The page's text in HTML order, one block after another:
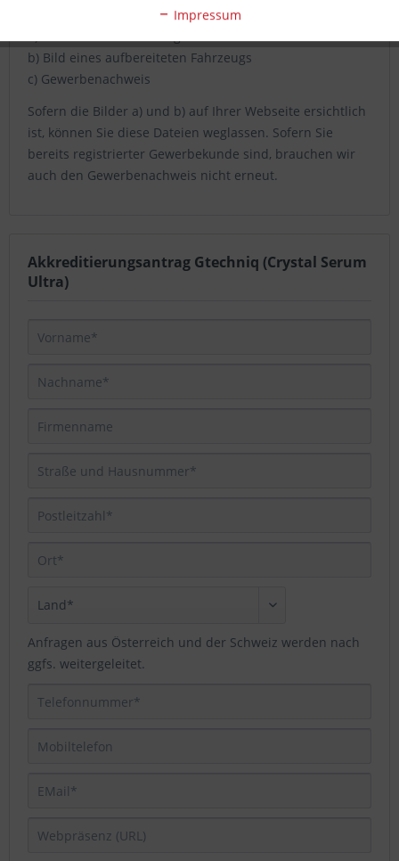
b) Bild eines aufbereiteten Fahrzeugs
c) Gewerbenachweis
Sofern die Bilder a) und b) auf Ihrer Webseite ersichtlich
ist, können Sie diese Dateien weglassen. Sofern Sie
bereits registrierter Gewerbekunde sind, brauchen wir
auch den Gewerbenachweis nicht erneut.
Akkreditierungsantrag Gtechniq (Crystal Serum
Ultra)
Anfragen aus Österreich und der Schweiz werden nach
ggfs. weitergeleitet.
Impressum